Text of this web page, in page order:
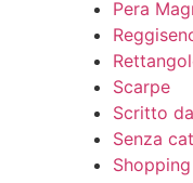
Pera
Scarpe
Scritto
Senza
Shopping